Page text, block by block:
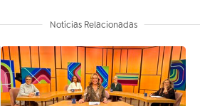
Notícias Relacionadas